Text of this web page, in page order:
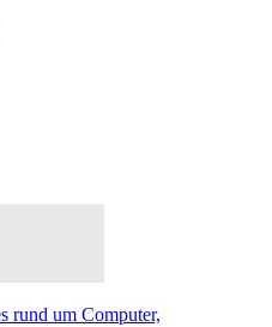
rund um Computer,